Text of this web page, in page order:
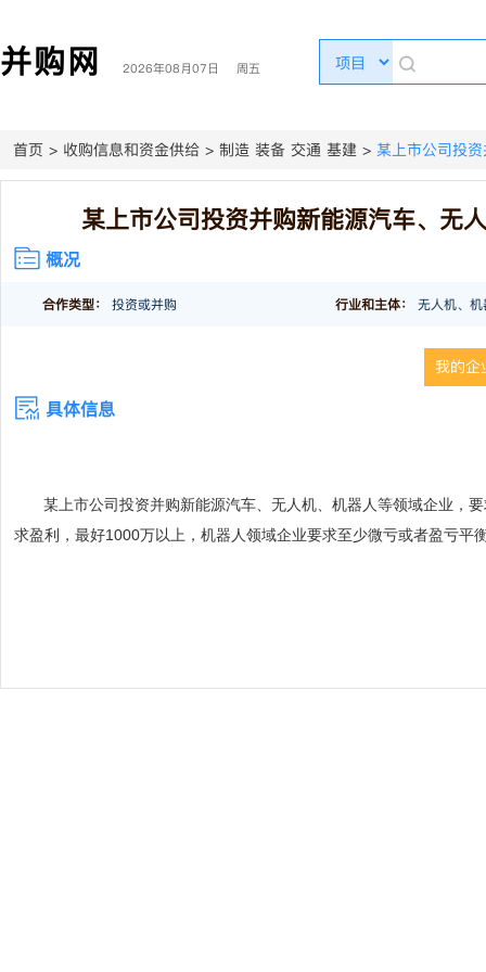
并购网 2026年08月07日 周五
首页 > 收购信息和资金供给 > 制造 装备 交通 基建 > 某上市公司投
某上市公司投资并购新能源汽车、无
概况
合作类型： 投资或并购 行业和主体： 无人机、
我的企
具体信息
某上市公司投资并购新能源汽车、无人机、机器人等领域企业，
求盈利，最好1000万以上，机器人领域企业要求至少微亏或者盈亏平